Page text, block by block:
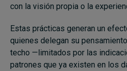
con la visión propia o la
Estas prácticas generan un
quienes delegan su
techo —limitados por las
patrones que ya existen en los